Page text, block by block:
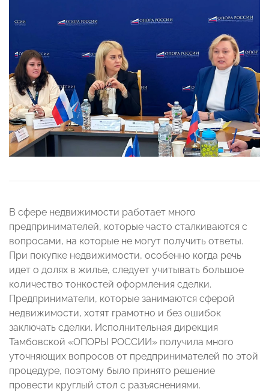
В сфере недвижимости работает много
предпринимателей, которые часто сталкиваются с
вопросами, на которые не могут получить ответы.
При покупке недвижимости, особенно когда речь
идет о долях в жилье, следует учитывать большое
количество тонкостей оформления сделки.
Предприниматели, которые занимаются сферой
недвижимости, хотят грамотно и без ошибок
заключать сделки. Исполнительная дирекция
Тамбовской «ОПОРЫ РОССИИ» получила много
уточняющих вопросов от предпринимателей по этой
процедуре, поэтому было принято решение
провести круглый стол с разъяснениями.